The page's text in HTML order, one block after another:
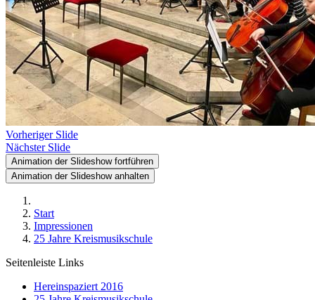
Vorheriger Slide
Nächster Slide
Animation der Slideshow fortführen
Animation der Slideshow anhalten
Start
Impressionen
25 Jahre Kreismusikschule
Seitenleiste Links
Hereinspaziert 2016